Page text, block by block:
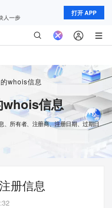
打开 APP
whois信息
信息
、所有者、注册商、注册日期、过期日
册信息